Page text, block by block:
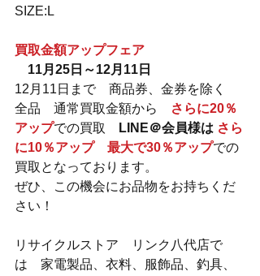
SIZE:L
買取金額アップフェア
11月25日～12月11日
12月11日まで　商品券、金券を除く
全品　通常買取金額から
さらに20％
アップでの買取 LINE＠会員様は さら
に10％アップ　最大で30％アップでの
買取となっております。
ぜひ、この機会にお品物をお持ちくだ
さい！
リサイクルストア　リンク八代店で
は　家電製品、衣料、服飾品、釣具、